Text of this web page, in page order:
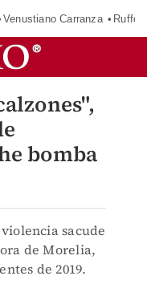
Venustiano Carranza Ruffo
bomba
sacude
de Morelia,
de 2019.